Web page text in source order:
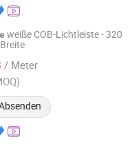
weiße COB-Lichtleiste - 320
/ Meter
Co., Ltd.
2026